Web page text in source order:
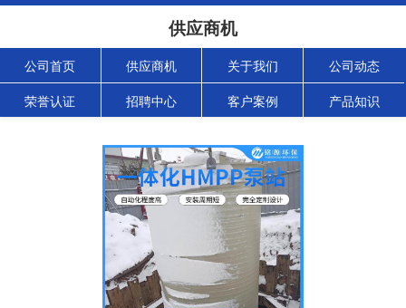
供应商机
公司首页 供应商机 关于我们 公司动态
荣誉认证 招聘中心 客户案例 产品知识